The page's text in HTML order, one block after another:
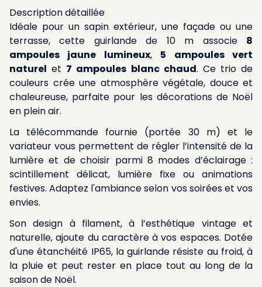
Description détaillée
Idéale pour un sapin extérieur, une façade ou une
terrasse, cette guirlande de 10 m associe 8
ampoules jaune lumineux, 5 ampoules vert
naturel et 7 ampoules blanc chaud. Ce trio de
couleurs crée une atmosphère végétale, douce et
chaleureuse, parfaite pour les décorations de Noël
en plein air.
La télécommande fournie (portée 30 m) et le
variateur vous permettent de régler l’intensité de la
lumière et de choisir parmi 8 modes d’éclairage :
scintillement délicat, lumière fixe ou animations
festives. Adaptez l'ambiance selon vos soirées et vos
envies.
Son design à filament, à l’esthétique vintage et
naturelle, ajoute du caractère à vos espaces. Dotée
d'une étanchéité IP65, la guirlande résiste au froid, à
la pluie et peut rester en place tout au long de la
saison de Noël.